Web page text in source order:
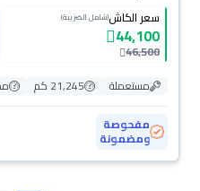
سعر الكاش(شامل الضريبة)
44,100
46,500
مستعملة 21,245 كم
مفحوصة
ومضمونة